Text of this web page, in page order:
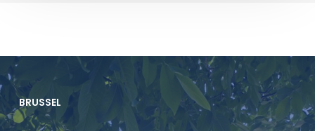
BRUSSEL